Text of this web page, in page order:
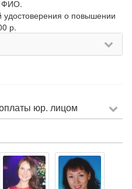
ФИО.
о повышении
р.
юр. лицом